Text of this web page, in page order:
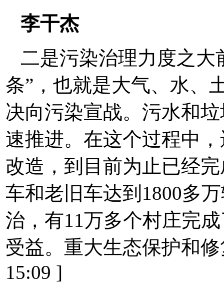
李干杰
二是污染治理力度之大
条”，也就是大气、水、
决向污染宣战。污水和
速推进。在这个过程中
改造，到目前为止已经
车和老旧车达到1800多
治，有11万多个村庄完
受益。重大生态保护和
15:09 ]